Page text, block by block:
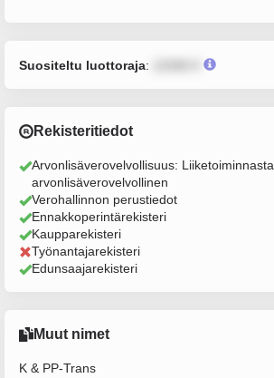
Suositeltu luottoraja:
Rekisteritiedot
Arvonlisäverovelvollisuus: Liiketoiminnasta
arvonlisäverovelvollinen
Verohallinnon perustiedot
Ennakkoperintärekisteri
Kaupparekisteri
Työnantajarekisteri
Edunsaajarekisteri
Muut nimet
K & PP-Trans